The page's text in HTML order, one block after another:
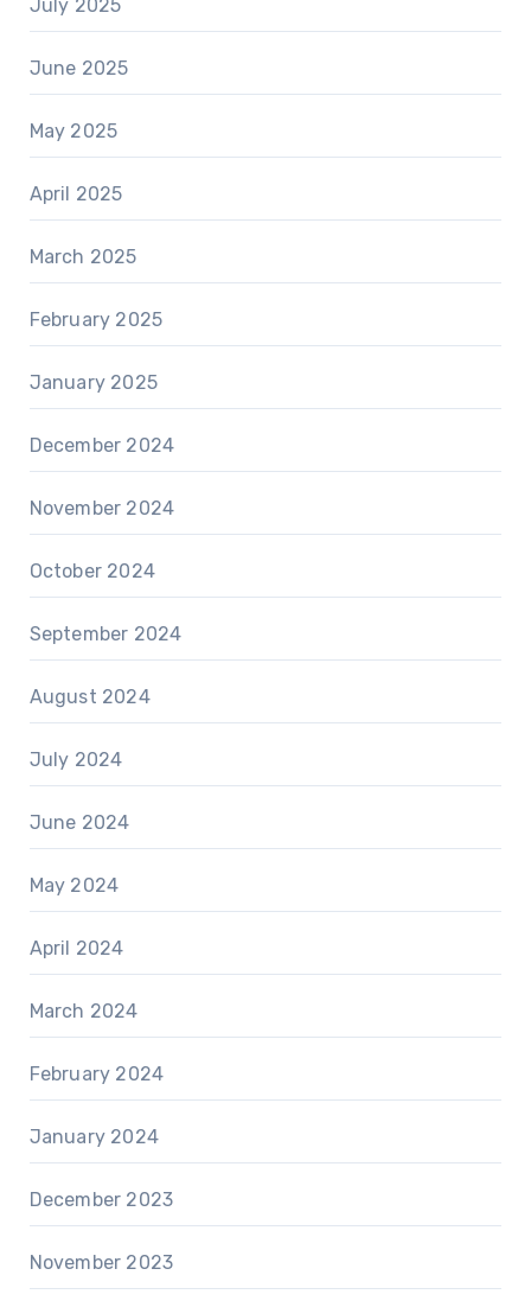
July 2025
June 2025
May 2025
April 2025
March 2025
February 2025
January 2025
December 2024
November 2024
October 2024
September 2024
August 2024
July 2024
June 2024
May 2024
April 2024
March 2024
February 2024
January 2024
December 2023
November 2023